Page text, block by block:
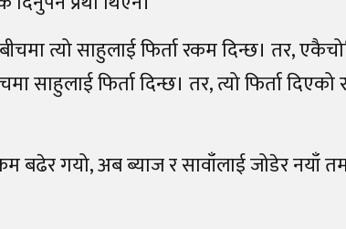
त्यो साहुलाई फिर्ता रकम दिन्छ। तर,
फिर्ता दिन्छ। तर, त्यो फिर्ता
बढेर गयो, अब ब्याज र सावाँलाई जोडेर नयाँ